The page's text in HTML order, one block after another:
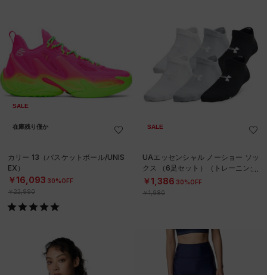
SALE
在庫残り僅か
カリー 13（バスケットボール/UNIS
EX）
￥16,093 30%OFF
￥22,990
SALE
UAエッセンシャル ノーショー ソッ
クス （6足セット）（トレーニング/
KIDS）
￥1,386 30%OFF
￥1,980